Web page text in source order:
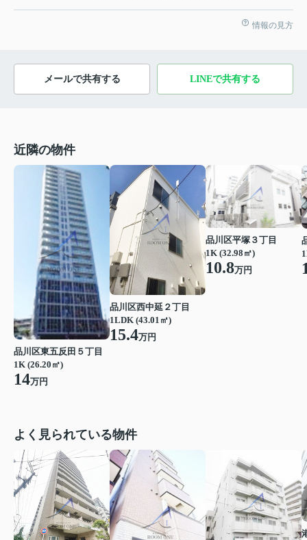
情報の見方
メールで共有する LINEで共有する
近隣の物件
品川区東五反田５丁目
1K (26.20㎡)
14万円
品川区西中延２丁目
1LDK (43.01㎡)
15.4万円
品川区平塚３丁目
1K (32.98㎡)
10.8万円
よく見られている物件